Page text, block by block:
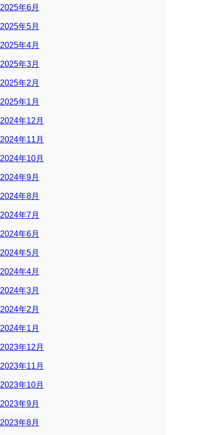
2025年6月
2025年5月
2025年4月
2025年3月
2025年2月
2025年1月
2024年12月
2024年11月
2024年10月
2024年9月
2024年8月
2024年7月
2024年6月
2024年5月
2024年4月
2024年3月
2024年2月
2024年1月
2023年12月
2023年11月
2023年10月
2023年9月
2023年8月